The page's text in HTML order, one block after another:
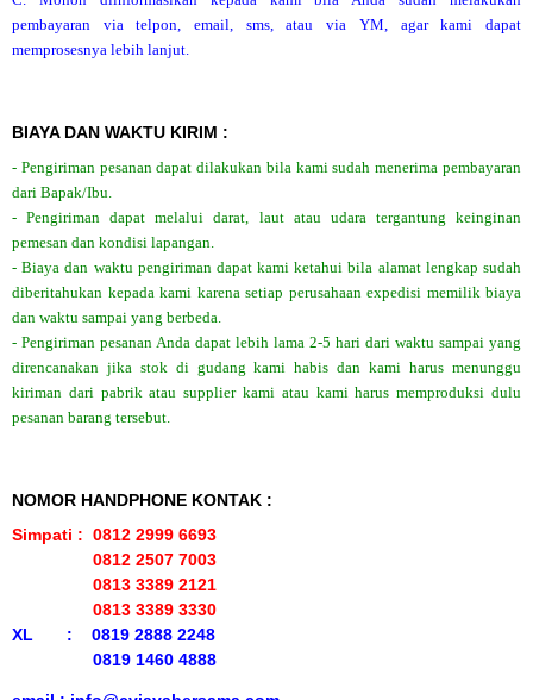
pembayaran via telpon, email, sms, atau via YM, agar kami dapat
memprosesnya lebih lanjut.
BIAYA DAN WAKTU KIRIM :
- Pengiriman pesanan dapat dilakukan bila kami sudah menerima pembayaran
dari Bapak/Ibu.
- Pengiriman dapat melalui darat, laut atau udara tergantung keinginan
pemesan dan kondisi lapangan.
- Biaya dan waktu pengiriman dapat kami ketahui bila alamat lengkap sudah
diberitahukan kepada kami karena setiap perusahaan expedisi memilik biaya
dan waktu sampai yang berbeda.
- Pengiriman pesanan Anda dapat lebih lama 2-5 hari dari waktu sampai yang
direncanakan jika stok di gudang kami habis dan kami harus menunggu
kiriman dari pabrik atau supplier kami atau kami harus memproduksi dulu
pesanan barang tersebut.
NOMOR HANDPHONE KONTAK :
Simpati : 0812 2999 6693
0812 2507 7003
0813 3389 2121
0813 3389 3330
XL : 0819 2888 2248
0819 1460 4888